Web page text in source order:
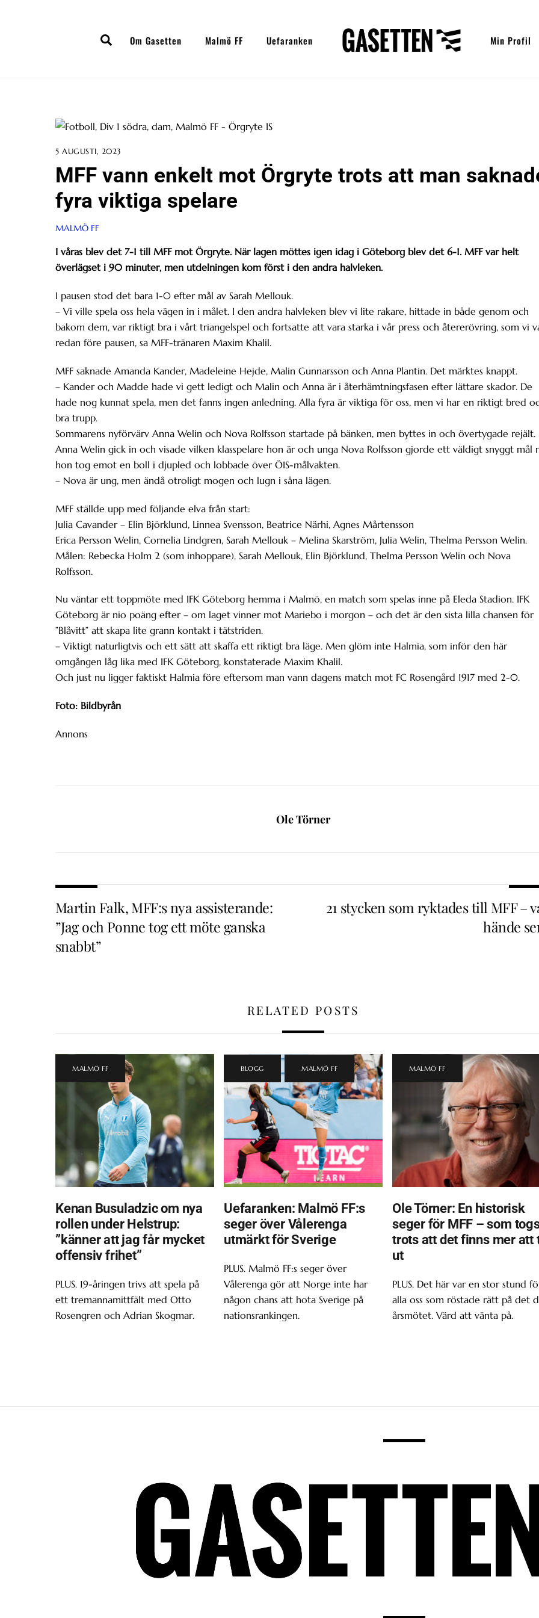
SearchOm Gasetten Malmö FF Uefaranken Min Profil
5 AUGUSTI, 2023
MFF vann enkelt mot Örgryte trots att man
fyra viktiga spelare
MALMÖ FF
I våras blev det 7-1 till MFF mot Örgryte. När lagen möttes igen idag i Göteborg blev det 6-1. MFF var helt
överlägset i 90 minuter, men utdelningen kom först i den andra halvleken.
I pausen stod det bara 1-0 efter mål av Sarah Mellouk.
– Vi ville spela oss hela vägen in i målet. I den andra halvleken blev vi lite rakare, hittade in både genom och
bakom dem, var riktigt bra i vårt triangelspel och fortsatte att vara starka i vår press och återerövring, som vi
redan före pausen, sa MFF-tränaren Maxim Khalil.
MFF saknade Amanda Kander, Madeleine Hejde, Malin Gunnarsson och Anna Plantin. Det märktes knappt.
– Kander och Madde hade vi gett ledigt och Malin och Anna är i återhämtningsfasen efter lättare skador. De
hade nog kunnat spela, men det fanns ingen anledning. Alla fyra är viktiga för oss, men vi har en riktigt bred
bra trupp.
Sommarens nyförvärv Anna Welin och Nova Rolfsson startade på bänken, men byttes in och övertygade rejält.
Anna Welin gick in och visade vilken klasspelare hon är och unga Nova Rolfsson gjorde ett väldigt snyggt mål
hon tog emot en boll i djupled och lobbade över ÖIS-målvakten.
– Nova är ung, men ändå otroligt mogen och lugn i såna lägen.
MFF ställde upp med följande elva från start:
Julia Cavander – Elin Björklund, Linnea Svensson, Beatrice Närhi, Agnes Mårtensson
Erica Persson Welin, Cornelia Lindgren, Sarah Mellouk – Melina Skarström, Julia Welin, Thelma Persson Welin.
Målen: Rebecka Holm 2 (som inhoppare), Sarah Mellouk, Elin Björklund, Thelma Persson Welin och Nova
Rolfsson.
Nu väntar ett toppmöte med IFK Göteborg hemma i Malmö, en match som spelas inne på Eleda Stadion. IFK
Göteborg är nio poäng efter – om laget vinner mot Mariebo i morgon – och det är den sista lilla chansen för
”Blåvitt” att skapa lite grann kontakt i tätstriden.
– Viktigt naturligtvis och ett sätt att skaffa ett riktigt bra läge. Men glöm inte Halmia, som inför den här
omgången låg lika med IFK Göteborg, konstaterade Maxim Khalil.
Och just nu ligger faktiskt Halmia före eftersom man vann dagens match mot FC Rosengård 1917 med 2-0.
Foto: Bildbyrån
Annons
Ole Törner
Martin Falk, MFF:s nya assisterande:
”Jag och Ponne tog ett möte ganska
snabbt”
21 stycken som ryktades till MFF –
hände
RELATED POSTS
MALMÖ FF
Kenan Busuladzic om nya
rollen under Helstrup:
”känner att jag får mycket
offensiv frihet”
PLUS. 19-åringen trivs att spela på
ett tremannamittfält med Otto
Rosengren och Adrian Skogmar.
BLOGG MALMÖ FF
Uefaranken: Malmö FF:s
seger över Vålerenga
utmärkt för Sverige
PLUS. Malmö FF:s seger över
Vålerenga gör att Norge inte har
någon chans att hota Sverige på
nationsrankingen.
MALMÖ FF
Ole Törner: En historisk
seger för MFF – som
trots att det finns mer att
ut
PLUS. Det här var en stor stund
alla oss som röstade rätt på det
årsmötet. Värd att vänta på.